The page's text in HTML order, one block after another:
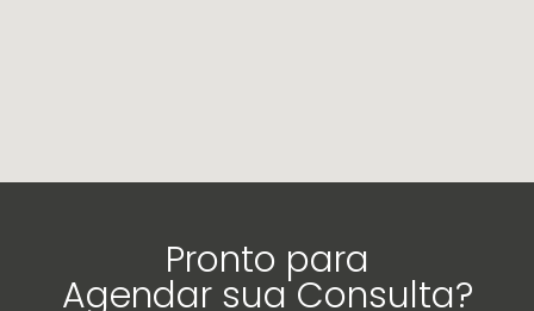
Pronto para
Agendar sua Consulta?